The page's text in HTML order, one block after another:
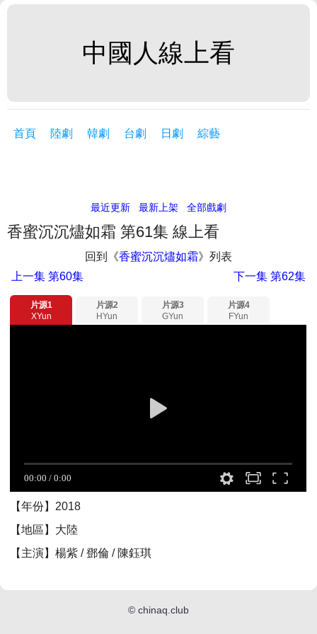
中國人線上看
首頁 陸劇 韓劇 台劇 日劇 綜藝
最近更新 最新上架 全部戲劇
香蜜沉沉燼如霜 第61集 線上看
回到《香蜜沉沉燼如霜》列表
上一集 第60集 下一集第62集
片源1
XYun
片源2
HYun
片源3
GYun
片源4
FYun
【年份】2018
【地區】大陸
【主演】楊紫 / 鄧倫 / 陳鈺琪
© chinaq.club